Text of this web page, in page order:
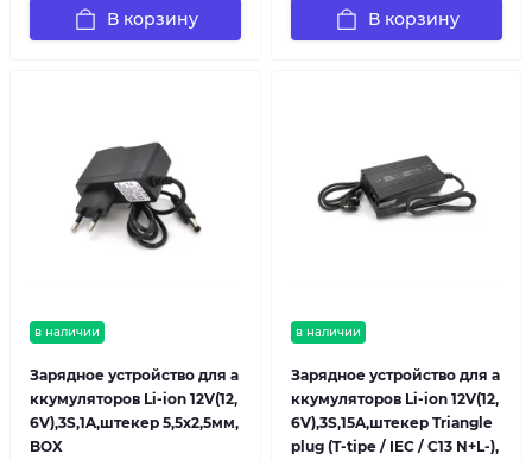
В корзину В корзину
в наличии
Зарядное устройство для а
ккумуляторов Li-ion 12V(12,
6V),3S,1A,штекер 5,5х2,5мм,
BOX
в наличии
Зарядное устройство для а
ккумуляторов Li-ion 12V(12,
6V),3S,15A,штекер Triangle
plug (T-tipe / IEC / C13 N+L-),